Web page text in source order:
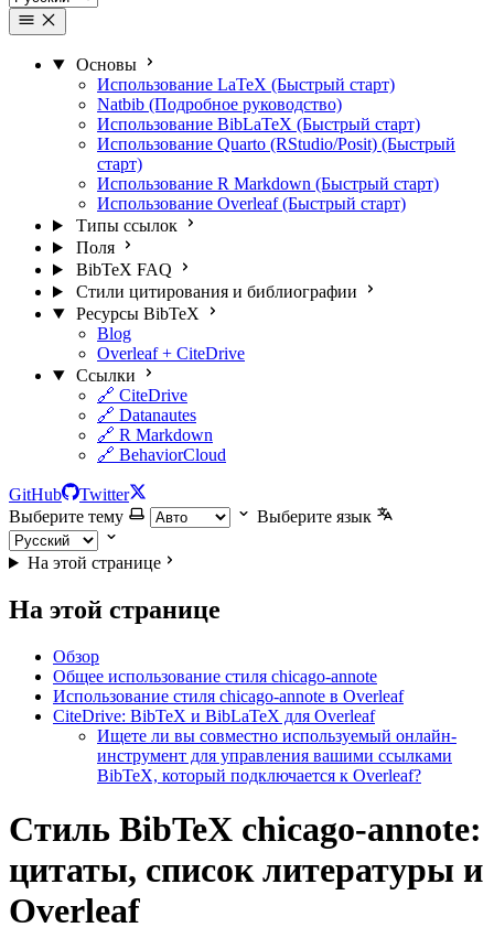
Основы
Использование LaTeX (Быстрый старт)
Natbib (Подробное руководство)
Использование BibLaTeX (Быстрый старт)
Использование Quarto (RStudio/Posit) (Быстрый
старт)
Использование R Markdown (Быстрый старт)
Использование Overleaf (Быстрый старт)
Типы ссылок
Поля
BibTeX FAQ
Стили цитирования и библиографии
Ресурсы BibTeX
Blog
Overleaf + CiteDrive
Ссылки
🔗 CiteDrive
🔗 Datanautes
🔗 R Markdown
🔗 BehaviorCloud
GitHub
Twitter
Выберите тему
Выберите язык
На этой странице
На этой странице
Обзор
Общее использование стиля chicago-annote
Использование стиля chicago-annote в Overleaf
CiteDrive: BibTeX и BibLaTeX для Overleaf
Ищете ли вы совместно используемый онлайн-
инструмент для управления вашими ссылками
BibTeX, который подключается к Overleaf?
Стиль BibTeX chicago-annote:
цитаты, список литературы и
Overleaf